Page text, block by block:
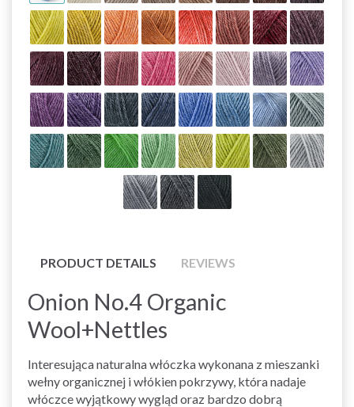
PRODUCT DETAILS REVIEWS
Onion No.4 Organic
Wool+Nettles
Interesująca naturalna włóczka wykonana z mieszanki
wełny organicznej i włókien pokrzywy, która nadaje
włóczce wyjątkowy wygląd oraz bardzo dobrą